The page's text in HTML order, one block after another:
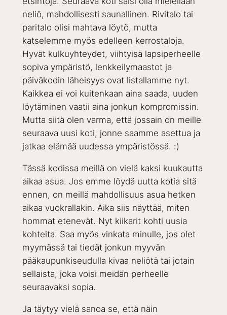
neliö, mahdollisesti saunallinen. Rivitalo tai
paritalo olisi mahtava löytö, mutta
katselemme myös edelleen kerrostaloja.
Hyvät kulkuyhteydet, viihtyisä lapsiperheelle
sopiva ympäristö, lenkkeilymaastot ja
päiväkodin läheisyys ovat listallamme nyt.
Kaikkea ei voi kuitenkaan aina saada, uuden
löytäminen vaatii aina jonkun kompromissin.
Mutta siitä olen varma, että jossain on meille
seuraava uusi koti, jonne saamme asettua ja
jatkaa elämää uudessa ympäristössä. :)
Tässä kodissa meillä on vielä kaksi kuukautta
aikaa asua. Jos emme löydä uutta kotia sitä
ennen, on meillä mahdollisuus asua hetken
aikaa vuokrallakin. Aika siis näyttää, miten
hommat etenevät. Nyt kiikarit kohti uusia
kohteita. Saa myös vinkata minulle, jos olet
myymässä tai tiedät jonkun myyvän
pääkaupunkiseudulla kivaa neliötä tai jotain
sellaista, joka voisi meidän perheelle
seuraavaksi sopia.
Ja täytyy vielä sanoa se, että näin